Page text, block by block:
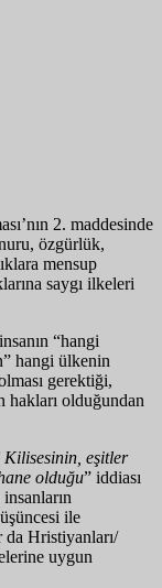
2. maddesinde
özgürlük,
mensup
saygı ilkeleri
“hangi
hangi ülkenin
gerektiği,
hakları olduğundan
Kilisesinin, eşitler
olduğu” iddiası
ile
da Hristiyanları/
uygun